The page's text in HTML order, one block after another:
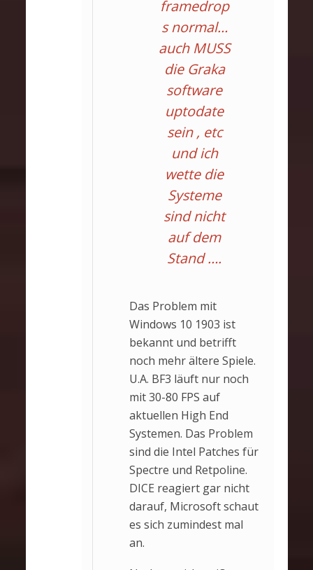
framedrop
s normal…
auch MUSS
die Graka
software
uptodate
sein , etc
und ich
wette die
Systeme
sind nicht
auf dem
Stand ….
Das Problem mit
Windows 10 1903 ist
bekannt und betrifft
noch mehr ältere Spiele.
U.A. BF3 läuft nur noch
mit 30-80 FPS auf
aktuellen High End
Systemen. Das Problem
sind die Intel Patches für
Spectre und Retpoline.
DICE reagiert gar nicht
darauf, Microsoft schaut
es sich zumindest mal
an.